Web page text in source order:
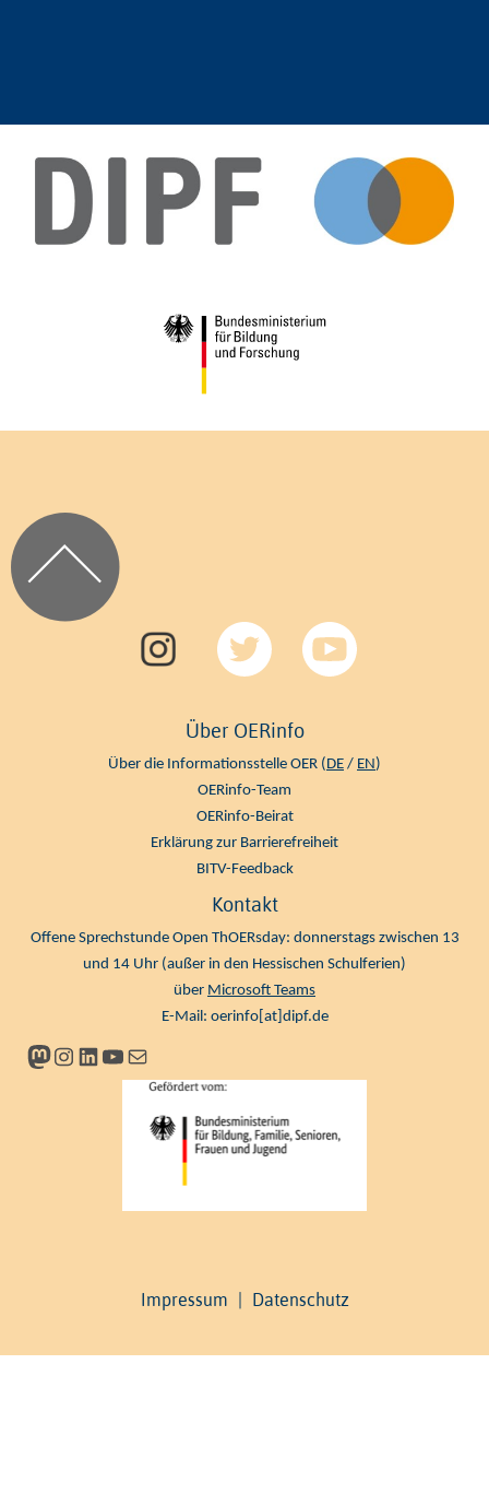
Über OERinfo
Über die Informationsstelle OER ( DE / EN )
OERinfo-Team
OERinfo-Beirat
Erklärung zur Barrierefreiheit
BITV-Feedback
Kontakt
Offene Sprechstunde Open ThOERsday: donnerstags zwischen 13
und 14 Uhr (außer in den Hessischen Schulferien)
über Microsoft Teams
E-Mail: oerinfo[at]dipf.de
Mastodon
Instagram
LinkedIn
YouTube
Newsletter
Impressum Datenschutz